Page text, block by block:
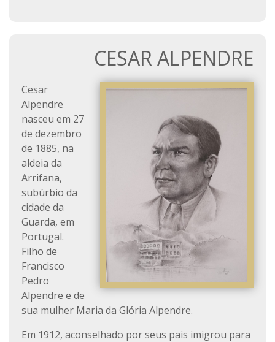
CESAR ALPENDRE
Cesar
Alpendre
nasceu em 27
de dezembro
de 1885, na
aldeia da
Arrifana,
subúrbio da
cidade da
Guarda, em
Portugal.
Filho de
Francisco
Pedro
Alpendre e de
sua mulher Maria da Glória Alpendre.
Em 1912, aconselhado por seus pais imigrou para